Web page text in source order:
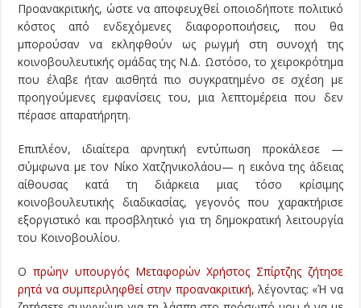
Προανακριτικής, ώστε να αποφευχθεί οποιοδήποτε πολιτικό
κόστος από ενδεχόμενες διαφοροποιήσεις, που θα
μπορούσαν να εκληφθούν ως ρωγμή στη συνοχή της
κοινοβουλευτικής ομάδας της Ν.Δ. Ωστόσο, το χειροκρότημα
που έλαβε ήταν αισθητά πιο συγκρατημένο σε σχέση με
προηγούμενες εμφανίσεις του, μια λεπτομέρεια που δεν
πέρασε απαρατήρητη.
Επιπλέον, ιδιαίτερα αρνητική εντύπωση προκάλεσε —
σύμφωνα με τον Νίκο Χατζηνικολάου— η εικόνα της άδειας
αίθουσας κατά τη διάρκεια μιας τόσο κρίσιμης
κοινοβουλευτικής διαδικασίας, γεγονός που χαρακτήρισε
εξοργιστικό και προσβλητικό για τη δημοκρατική λειτουργία
του Κοινοβουλίου.
Ο πρώην υπουργός Μεταφορών Χρήστος Σπίρτζης ζήτησε
ρητά να συμπεριληφθεί στην προανακριτική, λέγοντας: «Ή να